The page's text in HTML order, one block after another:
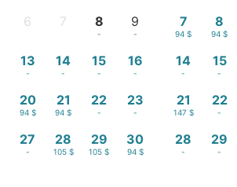
6 7 8
-
9
-
13
-
14
-
15
-
16
-
20
94 $
21
94 $
22
-
23
-
27
-
28
105 $
29
105 $
30
94 $
7
94 $
8
94 $
14
-
15
-
21
147 $
22
-
28
-
29
-